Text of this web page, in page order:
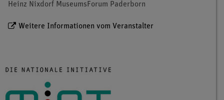
Heinz Nixdorf MuseumsForum Paderborn
Weitere Informationen vom Veranstalter